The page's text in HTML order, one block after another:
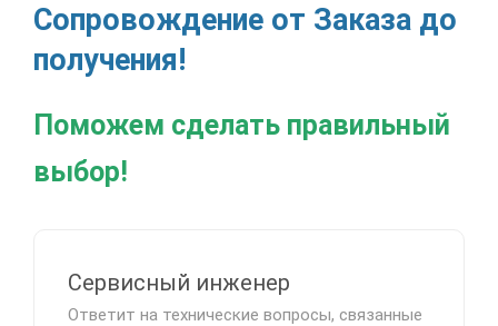
Сопровождение от Заказа до
получения!
Поможем сделать правильный
выбор!
Сервисный инженер
Ответит на технические вопросы, связанные